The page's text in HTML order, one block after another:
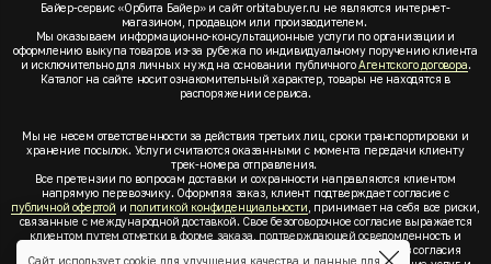
Байер-сервис «Орбита Байер» и сайт orbitabuyer.ru не являются интернет-
магазином, продавцом или производителем.
Мы оказываем информационно-консультационные услуги по организации и
оформлению выкупа товаров из-за рубежа по индивидуальному поручению клиента
и исключительно для личных нужд на основании публичногоАгентского договора.
Каталог на сайте носит ознакомительный характер, товары не находятся в
распоряжении сервиса.
Мы не несем ответственности за действия третьих лиц, сроки транспортировки и
хранение посылок. Услуги считаются оказанными с момента передачи клиенту
трек-номера отправления.
Все претензии по вопросам доставки и сохранности направляются клиентом
напрямую перевозчику. Оформляя заказ, клиент подтверждает согласие с
публичной офертой и политикой конфиденциальности , принимает на себя все риски,
связанные с международной доставкой. Свое безоговорочное согласие выражается
клиентом путем отметки в форме заказа, подтверждающей осведомленность и
согласие клиента со всеми предлагаемыми сервисом условиями. Без согласия
Сайт использует cookie для улучшения качества и данные для